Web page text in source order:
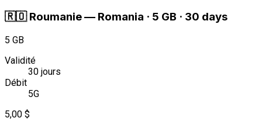
🇷🇴 Roumanie— Romania · 5 GB · 30 days
5 GB
Validité
30 jours
Débit
5G
5,00 $